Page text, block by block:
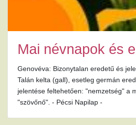
Mai névnapok és
Genovéva: Bizonytalan eredetű és
Talán kelta (gall), esetleg germán
jelentése feltehetően: "nemzetség" a
"szövőnő". - Pécsi Napilap -